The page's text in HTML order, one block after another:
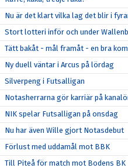
Nu är det klart vilka lag det blir i
Stort lotteri inför och under
Tätt bakåt - mål framåt - en bra
Ny duell väntar i Arcus på lördag
Silverpeng i Futsalligan
Notasherrarna gör karriär på
NIK spelar Futsalligan på onsdag
Nu har även Wille gjort Notasdebut
Förlust med uddamål mot BBK
Till Piteå för match mot Bodens BK